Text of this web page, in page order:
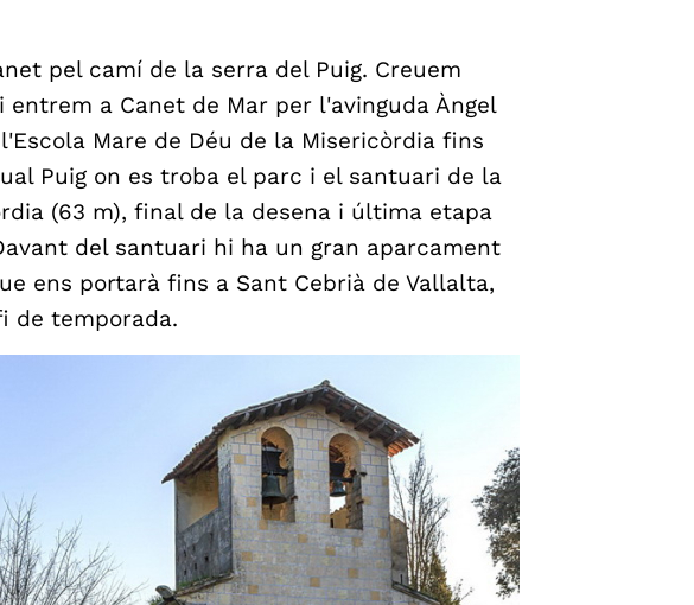
pel camí de la serra del Puig. Creuem
a Canet de Mar per l'avinguda Àngel
Mare de Déu de la Misericòrdia fins
Puig on es troba el parc i el santuari de la
(63 m), final de la desena i última etapa
del santuari hi ha un gran aparcament
ens portarà fins a Sant Cebrià de Vallalta,
de temporada.